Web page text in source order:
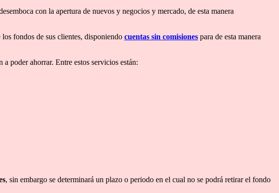
con la apertura de nuevos y negocios y mercado, de esta manera
fondos de sus clientes, disponiendo cuentas sin comisiones para de esta manera
poder ahorrar. Entre estos servicios están:
, sin embargo se determinará un plazo o periodo en el cual no se podrá retirar el fondo